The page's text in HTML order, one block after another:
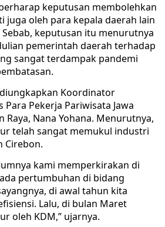
keputusan membolehkan
juga oleh para kepala daerah lain
keputusan itu menurutnya
pemerintah daerah terhadap
sangat terdampak pandemi
Koordinator
Para Pekerja Pariwisata Jawa
Raya, Nana Yohana. Menurutnya,
telah sangat memukul industri
Cirebon.
kami memperkirakan di
pertumbuhan di bidang
di awal tahun kita
Lalu, di bulan Maret
oleh KDM,” ujarnya.